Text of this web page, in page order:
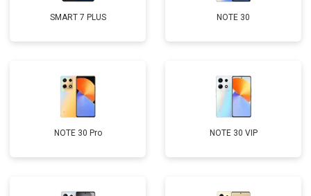
SMART 7 PLUS NOTE 30
NOTE 30 Pro NOTE 30 VIP